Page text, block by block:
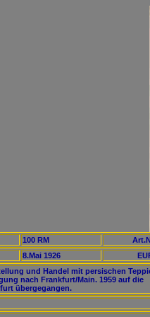
100 RM
8.Mai 1926
und Handel mit persischen
nach Frankfurt/Main. 1959 auf die
übergegangen.